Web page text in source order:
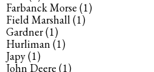
Farbanck Morse (1)
Field Marshall(1)
Gardner(1)
Hurliman(1)
Japy(1)
John Deere (1)